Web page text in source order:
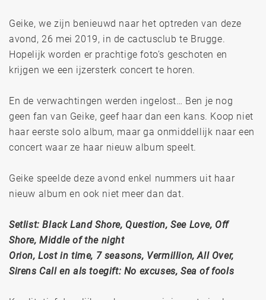
Geike, we zijn benieuwd naar het optreden van deze
avond, 26 mei 2019, in de cactusclub te Brugge.
Hopelijk worden er prachtige foto’s geschoten en
krijgen we een ijzersterk concert te horen.
En de verwachtingen werden ingelost… Ben je nog
geen fan van Geike, geef haar dan een kans. Koop niet
haar eerste solo album, maar ga onmiddellijk naar een
concert waar ze haar nieuw album speelt.
Geike speelde deze avond enkel nummers uit haar
nieuw album en ook niet meer dan dat.
Setlist: Black Land Shore, Question, See Love, Off
Shore, Middle of the night
Orion, Lost in time, 7 seasons, Vermillion, All Over,
Sirens Call en als toegift: No excuses, Sea of fools